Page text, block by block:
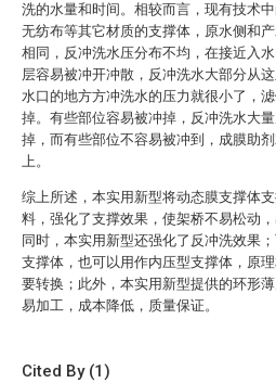
洗的水量和时间。相较而言，现有技术中
无纺布等其它材质的支撑体，原水侧和
相同，反冲洗水压分布不均，在接近入
层容易被冲开冲散，反冲洗水大部分从
水口的地方方冲洗水的压力就很小了，
掉。有些部位容易被冲掉，反冲洗水大
掉，而有些部位不容易被冲到，成膜助
上。
综上所述，本实用新型将动态膜支撑体
料，强化了支撑效果，使架桥不易松动，
同时，本实用新型还强化了反冲洗效果
支撑体，也可以用作内压型支撑体，原
要转换；此外，本实用新型提供的环形
易加工，成本降低，质量保证。
Cited By (1)